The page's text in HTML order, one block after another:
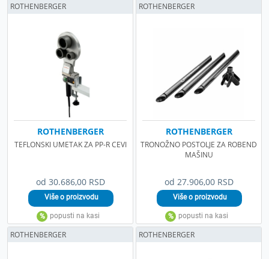
od 30.686,00 RSD
ROTHENBERGER
TEFLONSKI UMETAK ZA PP-R CEVI
ROTHENBERGER
od 27.906,00 RSD
ROTHENBERGER
TRONOŽNO POSTOLJE ZA ROBEND
MAŠINU
ROTHENBERGER
ROTHENBERGER ROTHENBERGER